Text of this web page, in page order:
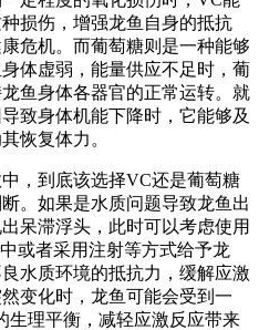
损伤，增强龙鱼自身的抵抗
危机。而葡萄糖则是一种能够
体虚弱，能量供应不足时，葡
鱼身体各器官的正常运转。就
致身体机能下降时，它能够及
恢复体力。
，到底该选择VC还是葡萄糖
。如果是水质问题导致龙鱼出
呆滞浮头，此时可以考虑使用
或者采用注射等方式给予龙
水质环境的抵抗力，缓解应激
变化时，龙鱼可能会受到一
生理平衡，减轻应激反应带来